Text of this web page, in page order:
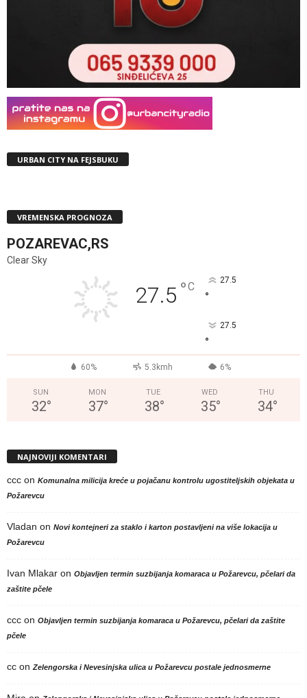
URBAN CITY NA FEJSBUKU
VREMENSKA PROGNOZA
POZAREVAC,RS
Clear Sky
27.5 °C 27.5
°
27.5
°
60% 5.3kmh 6%
SUN
32°
MON
37°
TUE
38°
WED
35°
THU
34°
NAJNOVIJI KOMENTARI
ccc on Komunalna milicija kreće u pojačanu kontrolu ugostiteljskih objekata u
Požarevcu
Vladan on Novi kontejneri za staklo i karton postavljeni na više lokacija u
Požarevcu
Ivan Mlakar on Objavljen termin suzbijanja komaraca u Požarevcu, pčelari da
zaštite pčele
ccc on Objavljen termin suzbijanja komaraca u Požarevcu, pčelari da zaštite
pčele
cc on Zelengorska i Nevesinjska ulica u Požarevcu postale jednosmerne